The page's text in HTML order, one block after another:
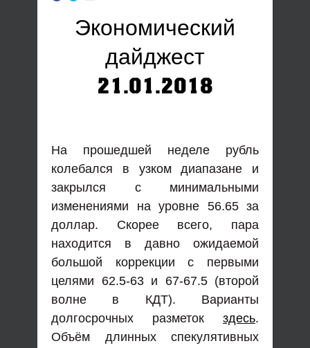
Экономический
дайджест
21.01.2018
На прошедшей неделе рубль
колебался в узком диапазане и
закрылся с минимальными
изменениями на уровне 56.65 за
доллар. Скорее всего, пара
находится в давно ожидаемой
большой коррекции с первыми
целями 62.5-63 и 67-67.5 (второй
волне в КДТ). Варианты
долгосрочных разметок здесь.
Объём длинных спекулятивных